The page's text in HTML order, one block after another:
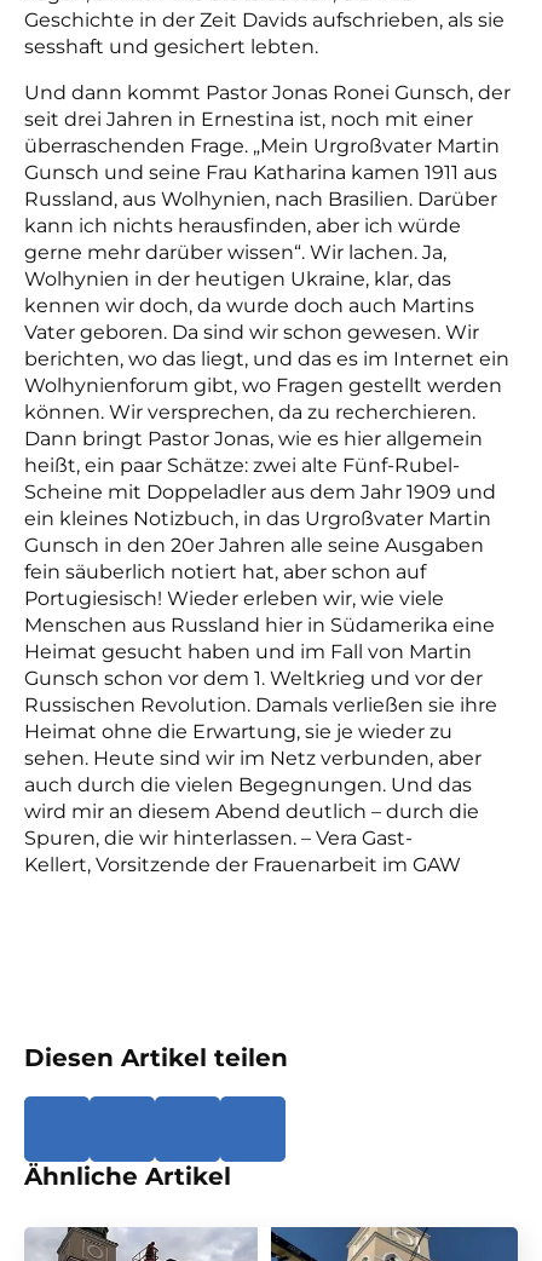
Geschichte in der Zeit Davids aufschrieben, als sie
sesshaft und gesichert lebten.
Und dann kommt Pastor Jonas Ronei Gunsch, der
seit drei Jahren in Ernestina ist, noch mit einer
überraschenden Frage. „Mein Urgroßvater Martin
Gunsch und seine Frau Katharina kamen 1911 aus
Russland, aus Wolhynien, nach Brasilien. Darüber
kann ich nichts herausfinden, aber ich würde
gerne mehr darüber wissen“. Wir lachen. Ja,
Wolhynien in der heutigen Ukraine, klar, das
kennen wir doch, da wurde doch auch Martins
Vater geboren. Da sind wir schon gewesen. Wir
berichten, wo das liegt, und das es im Internet ein
Wolhynienforum gibt, wo Fragen gestellt werden
können. Wir versprechen, da zu recherchieren.
Dann bringt Pastor Jonas, wie es hier allgemein
heißt, ein paar Schätze: zwei alte Fünf-Rubel-
Scheine mit Doppeladler aus dem Jahr 1909 und
ein kleines Notizbuch, in das Urgroßvater Martin
Gunsch in den 20er Jahren alle seine Ausgaben
fein säuberlich notiert hat, aber schon auf
Portugiesisch! Wieder erleben wir, wie viele
Menschen aus Russland hier in Südamerika eine
Heimat gesucht haben und im Fall von Martin
Gunsch schon vor dem 1. Weltkrieg und vor der
Russischen Revolution. Damals verließen sie ihre
Heimat ohne die Erwartung, sie je wieder zu
sehen. Heute sind wir im Netz verbunden, aber
auch durch die vielen Begegnungen. Und das
wird mir an diesem Abend deutlich – durch die
Spuren, die wir hinterlassen. – Vera Gast-
Kellert, Vorsitzende der Frauenarbeit im GAW
Diesen Artikel teilen
Ähnliche Artikel